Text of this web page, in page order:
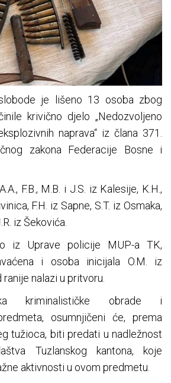
je lišeno 13 osoba zbog
krivično djelo „Nedozvoljeno
naprava“ iz člana 371.
zakona Federacije Bosne i
F.B., M.B. i J.S. iz Kalesije, K.H.,
F.H. iz Sapne, S.T. iz Osmaka,
iz Šekovića.
iz Uprave policije MUP-a TK,
i osoba inicijala O.M. iz
nalazi u pritvoru.
kriminalističke obrade i
osumnjičeni će, prema
tužioca, biti predati u nadležnost
Tuzlanskog kantona, koje
aktivnosti u ovom predmetu.